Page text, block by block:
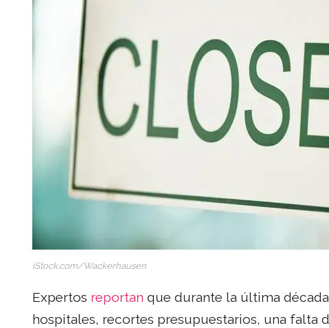
iStock.com/Wackerhausen
Expertos reportan que durante la última
hospitales, recortes presupuestarios, una falta